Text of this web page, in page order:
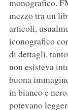
monografico.
mezzo tra un
articoli,
iconografico
di dettagli,
non esisteva
buona
in bianco e
potevano